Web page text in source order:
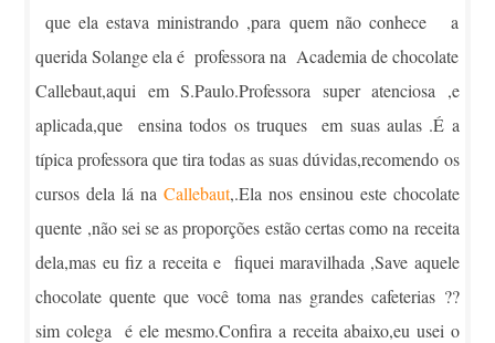
que ela estava ministrando ,para quem não conhece a
querida Solange ela é professora na Academia de chocolate
Callebaut,aqui em S.Paulo.Professora super atenciosa ,e
aplicada,que ensina todos os truques em suas aulas .É a
típica professora que tira todas as suas dúvidas,recomendo os
cursos dela lá na Callebaut,.Ela nos ensinou este chocolate
quente ,não sei se as proporções estão certas como na receita
dela,mas eu fiz a receita e fiquei maravilhada ,Save aquele
chocolate quente que você toma nas grandes cafeterias ??
sim colega é ele mesmo.Confira a receita abaixo,eu usei o